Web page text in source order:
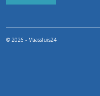
© 2026 - Maassluis24